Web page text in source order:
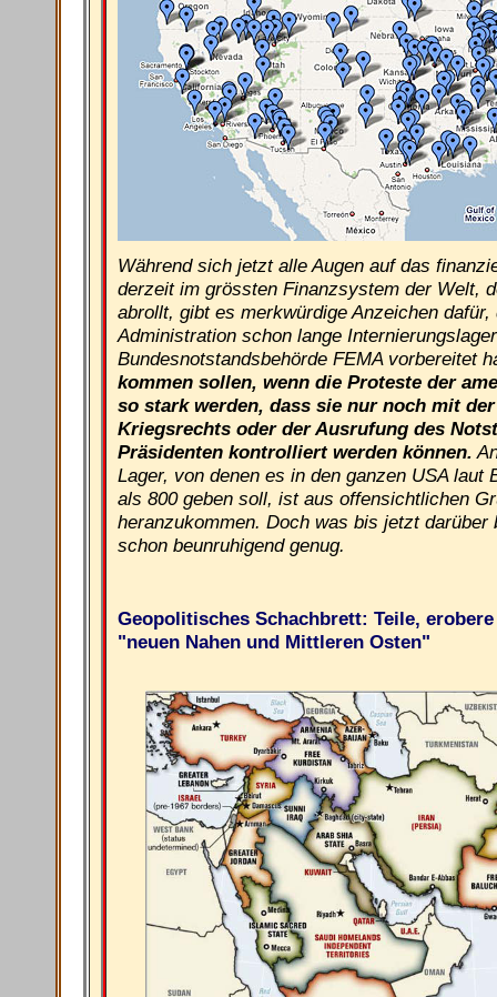
Während sich jetzt alle Augen auf das
derzeit im grössten Finanzsystem der Welt,
abrollt, gibt es merkwürdige Anzeichen
Administration schon lange
Bundesnotstandsbehörde FEMA vorbereitet
kommen sollen, wenn die Proteste der
so stark werden, dass sie nur noch mit
Kriegsrechts oder der Ausrufung des
Präsidenten kontrolliert werden können.
Lager, von denen es in den ganzen USA laut
als 800 geben soll, ist aus offensichtlichen
heranzukommen. Doch was bis jetzt
schon beunruhigend genug.
Geopolitisches Schachbrett: Teile,
"neuen Nahen und Mittleren Osten"